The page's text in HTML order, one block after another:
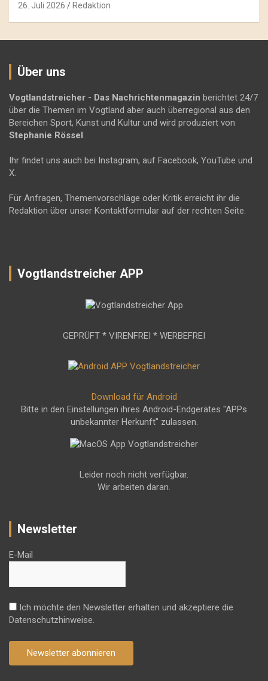
26. Juli 2026 Redaktion
Über uns
Vogtlandstreicher - Das Nachrichtenmagazin berichtet 24/7
über die Themen im Vogtland aber auch überregional aus den
Bereichen Sport, Kunst und Kultur und wird produziert von
Stephanie Rössel .
Ihr findet uns auch bei Instagram, auf Facebook, YouTube und
X.
Für Anfragen, Themenvorschläge oder Kritik erreicht ihr die
Redaktion über unser Kontaktformular auf der rechten Seite.
Vogtlandstreicher APP
GEPRÜFT * VIRENFREI * WERBEFREI
Download für Android
Bitte in den Einstellungen ihres Android-Endgerätes "APPs
unbekannter Herkunft" zulassen.
Leider noch nicht verfügbar.
Wir arbeiten daran.
Newsletter
E-Mail
Ich möchte den Newsletter erhalten und akzeptiere die
Datenschutzhinweise.
Newsletter abonnieren